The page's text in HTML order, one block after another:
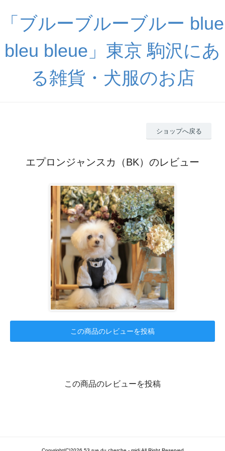
「ブルーブルーブルー blue
bleu bleue」東京 駒沢にあ
る雑貨・犬服のお店
ショップへ戻る
エプロンジャンスカ（BK）のレビュー
この商品のレビューを投稿
この商品のレビューを投稿